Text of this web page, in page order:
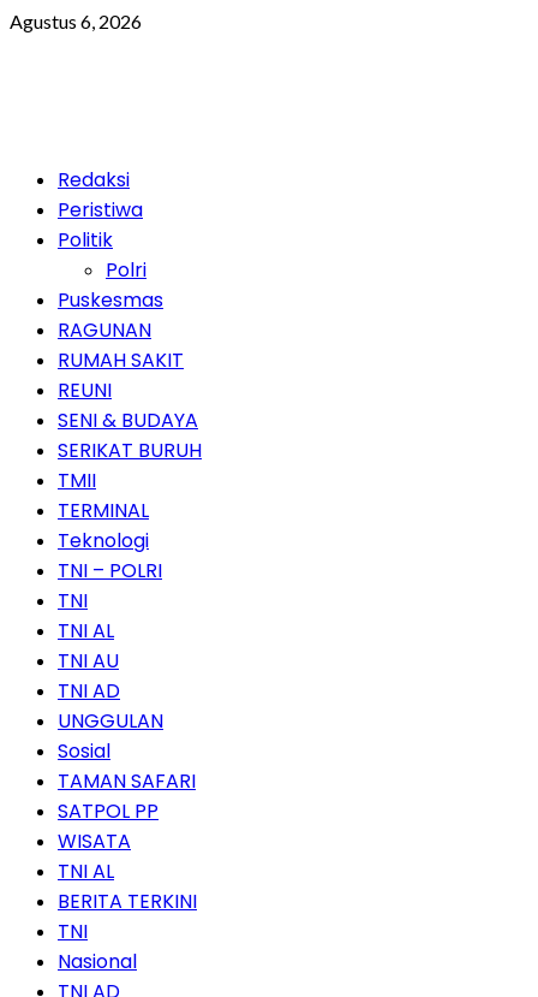
Skip
Agustus 6, 2026
PrimaryRedaksi
Peristiwa
Politik
Polri
Puskesmas
RAGUNAN
RUMAH SAKIT
REUNI
SENI & BUDAYA
SERIKAT BURUH
TMII
TERMINAL
Teknologi
TNI – POLRI
TNI
TNI AL
TNI AU
TNI AD
UNGGULAN
Sosial
TAMAN SAFARI
SATPOL PP
WISATA
TNI AL
BERITA TERKINI
TNI
Nasional